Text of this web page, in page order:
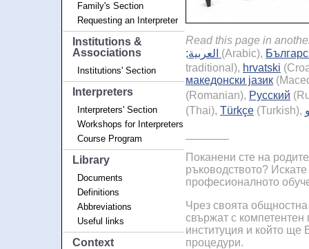
Family's Section
Requesting an Interpreter
Institutions &
Associations
Institutions' Section
Interpreters
Interpreters' Section
Workshops for Interpreters
Course Program
Library
Documents
Definitions
Abbreviations
Useful links
Context
Read this page in
(Arabic),
traditional), hrvatski
македонски јазик
(Romanian), Русский
(Thai), Türkçe (Turkish),
Поканени сте на
ръководството?
професионалното
Чрез своята
свържат с компетентен
институция и който ще
процедури.